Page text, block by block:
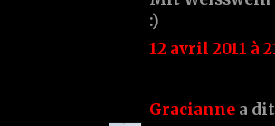
:)
12 avril 2011 à
Gracianne a